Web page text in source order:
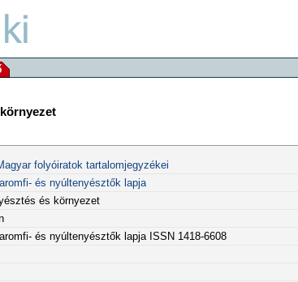
folyóiratok tartalomjegyzékei
és nyúltenyésztők lapja
és környezet
és nyúltenyésztők lapja ISSN 1418-6608